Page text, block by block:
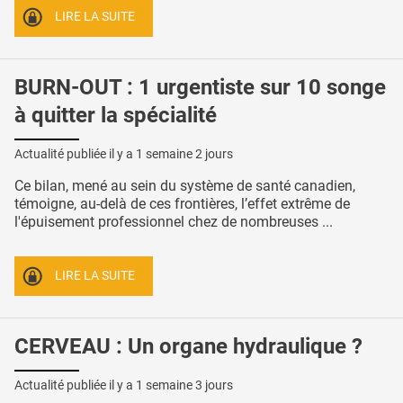
LIRE LA SUITE
BURN-OUT : 1 urgentiste sur 10 songe
à quitter la spécialité
Actualité publiée il y a 1 semaine 2 jours
Ce bilan, mené au sein du système de santé canadien,
témoigne, au-delà de ces frontières, l’effet extrême de
l'épuisement professionnel chez de nombreuses ...
LIRE LA SUITE
CERVEAU : Un organe hydraulique ?
Actualité publiée il y a 1 semaine 3 jours